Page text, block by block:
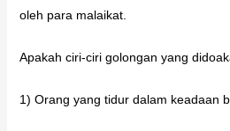
oleh para malaikat.
Apakah ciri-ciri golongan yang
1) Orang yang tidur dalam keadaan